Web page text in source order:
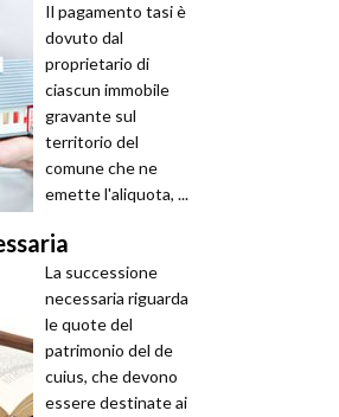
Il pagamento tasi è
dovuto dal
proprietario di
ciascun immobile
gravante sul
territorio del
comune che ne
emette l'aliquota, ...
La successione
necessaria riguarda
le quote del
patrimonio del de
cuius, che devono
essere destinate ai